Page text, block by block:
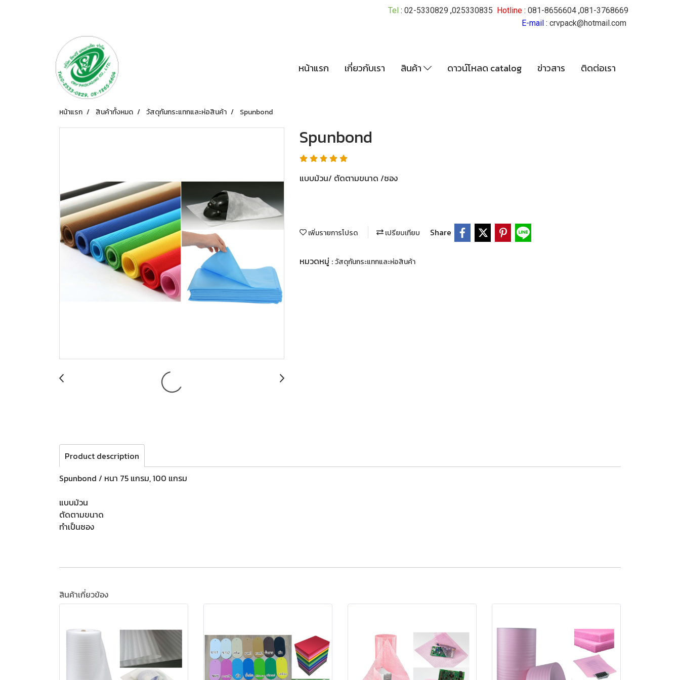
Tel : 02-5330829 ,025330835 Hotline : 081-8656604 ,081-3768669
E-mail : crvpack@hotmail.com
หน้าแรก เกี่ยวกับเรา สินค้า ดาวน์โหลด catalog ข่าวสาร ติดต่อเรา
หน้าแรก สินค้าทั้งหมด วัสดุกันกระแทกและห่อสินค้า Spunbond
Spunbond
แบบม้วน/ ตัดตามขนาด /ซอง
เพิ่มรายการโปรด เปรียบเทียบ Share
หมวดหมู่ :วัสดุกันกระแทกและห่อสินค้า
Product description
Spunbond / หนา 75 แกรม, 100 แกรม
แบบม้วน
ตัดตามขนาด
ทำเป็นซอง
สินค้าเกี่ยวข้อง